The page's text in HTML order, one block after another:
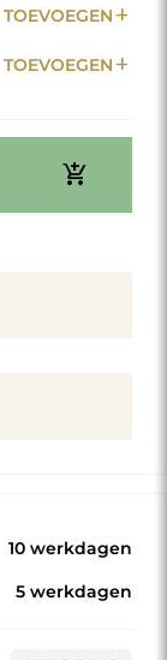
TOEVOEGEN add
TOEVOEGEN add
add_shopping_cart
10 werkdagen
5 werkdagen